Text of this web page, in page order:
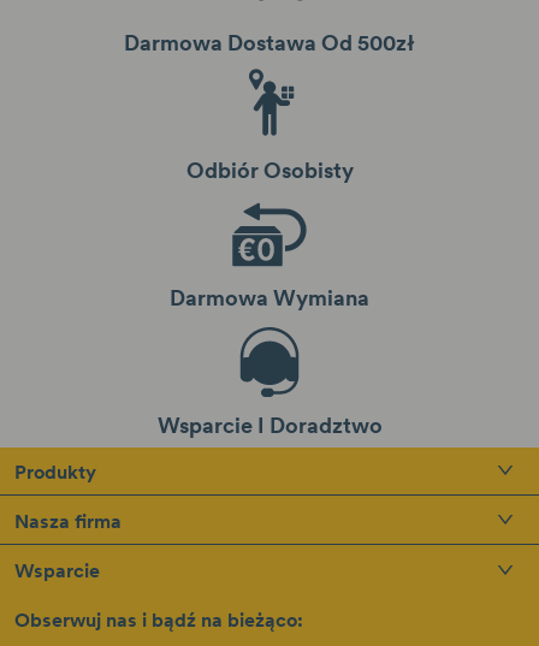
Darmowa Dostawa Od 500zł
Odbiór Osobisty
Darmowa Wymiana
Wsparcie I Doradztwo
Produkty
Nasza firma
Wsparcie
Obserwuj nas i bądź na bieżąco: